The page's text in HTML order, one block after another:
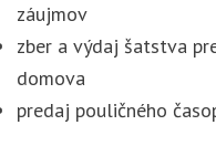
záujmov
zber a výdaj šatstva
domova
predaj pouličného